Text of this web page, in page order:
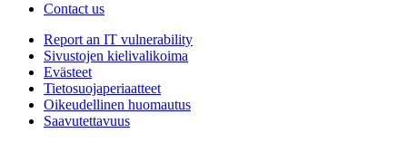
Contact us
Report an IT vulnerability
Sivustojen kielivalikoima
Evästeet
Tietosuojaperiaatteet
Oikeudellinen huomautus
Saavutettavuus